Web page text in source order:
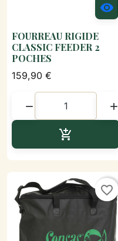

FOURREAU RIGIDE
CLASSIC FEEDER 2
POCHES
159,90 €
 

favorite_border